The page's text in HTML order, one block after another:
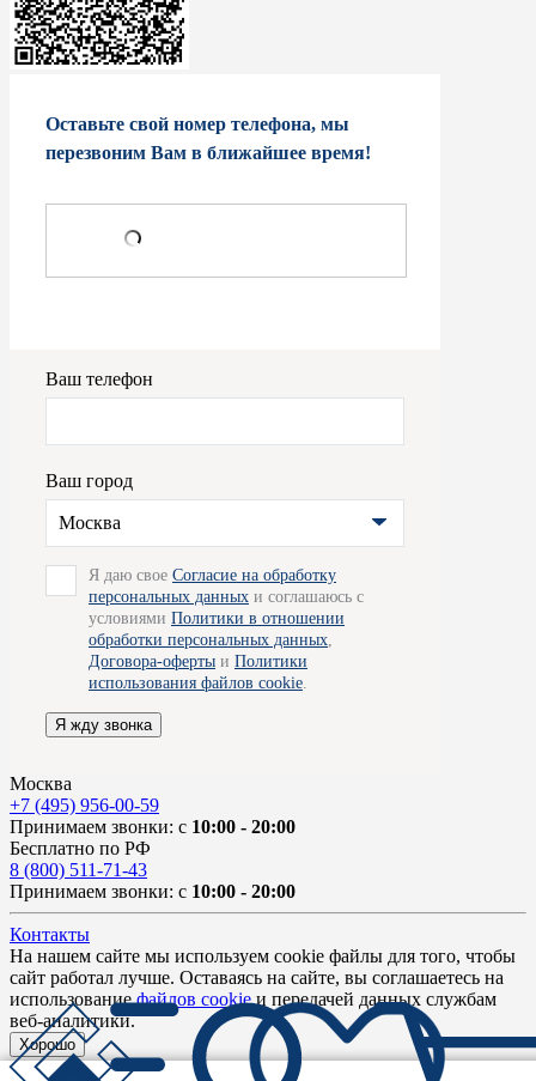
Оставьте свой номер телефона, мы
перезвоним Вам в ближайшее время!
Ваш телефон
Ваш город
Москва
Я даю свое Согласие на обработку
персональных данных и соглашаюсь с
условиями Политики в отношении
обработки персональных данных
Договора-оферты и Политики
использования файлов cookie
Я жду звонка
Москва
+7 (495) 956-00-59
Принимаем звонки: с 10:00 - 20:00
Бесплатно по РФ
8 (800) 511-71-43
Принимаем звонки: с 10:00 - 20:00
Контакты
На нашем сайте мы используем cookie файлы для того, чтобы
сайт работал лучше. Оставаясь на сайте, вы соглашаетесь на
использованиефайлов cookieи передачей данных службам
веб-аналитики.
Хорошо